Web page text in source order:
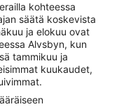
kohteessa
säätä koskevista
ja elokuu ovat
Alvsbyn, kun
tammikuu ja
kuukaudet,